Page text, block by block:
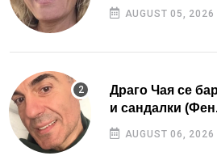
AUGUST 05, 2026
Драго Чая се
и сандалки
AUGUST 06, 2026